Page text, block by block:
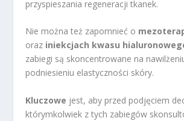
przyspieszania regeneracji tkanek.
Nie można też zapomnieć o
oraz iniekcjach kwasu
zabiegi są skoncentrowane na
podniesieniu elastyczności skóry.
Kluczowe jest, aby przed podjęciem
którymkolwiek z tych zabiegów